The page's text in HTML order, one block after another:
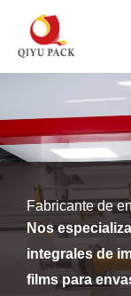
contenido
Fabricante de
Nos
integrales de
films para